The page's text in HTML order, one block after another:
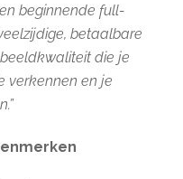
beginnende full-
betaalbare
die je
verkennen en je